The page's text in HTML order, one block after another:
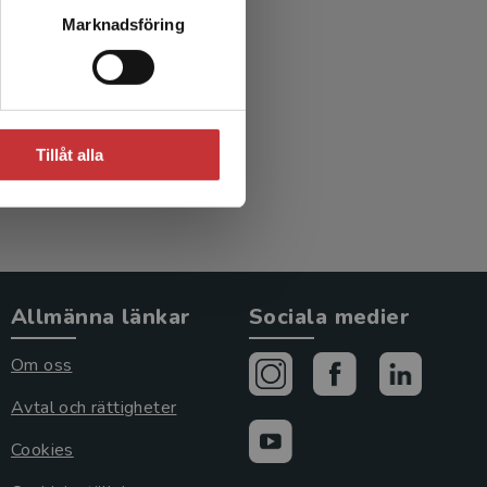
Marknadsföring
Tillåt alla
Allmänna länkar
Om oss
Avtal och rättigheter
Cookies
Sociala medier